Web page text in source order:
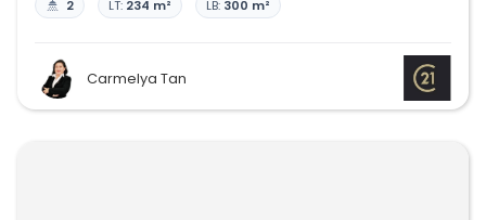
2 LT: 234 m² LB: 300 m²
Carmelya Tan